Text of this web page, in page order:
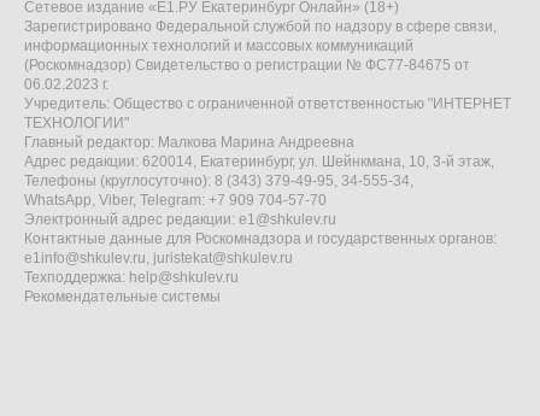
Сетевое издание «Е1.РУ Екатеринбург Онлайн» (18+)
Зарегистрировано Федеральной службой по надзору в сфере связи,
информационных технологий и массовых коммуникаций
(Роскомнадзор) Свидетельство о регистрации № ФС77-84675 от
06.02.2023 г.
Учредитель: Общество с ограниченной ответственностью "ИНТЕРНЕТ
ТЕХНОЛОГИИ"
Главный редактор: Малкова Марина Андреевна
Адрес редакции: 620014, Екатеринбург, ул. Шейнкмана, 10, 3-й этаж,
Телефоны (круглосуточно): 8 (343) 379-49-95, 34-555-34,
WhatsApp, Viber, Telegram: +7 909 704-57-70
Электронный адрес редакции: e1@shkulev.ru
Контактные данные для Роскомнадзора и государственных органов:
e1info@shkulev.ru, juristekat@shkulev.ru
Техподдержка: help@shkulev.ru
Рекомендательные системы